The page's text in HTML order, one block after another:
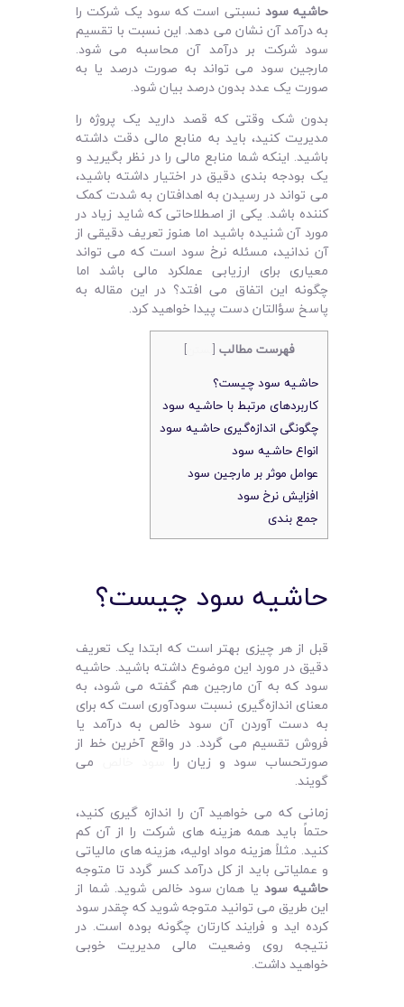
حاشیه سود نسبتی است که سود یک شرکت را
به درآمد آن نشان می دهد. این نسبت با تقسیم
سود شرکت بر درآمد آن محاسبه می شود.
مارجین سود می تواند به صورت درصد یا به
صورت یک عدد بدون درصد بیان شود.
بدون شک وقتی که قصد دارید یک پروژه را
مدیریت کنید، باید به منابع مالی دقت داشته
باشید. اینکه شما منابع مالی را در نظر بگیرید و
یک بودجه‌ بندی دقیق در اختیار داشته باشید،
می‌ تواند در رسیدن به اهدافتان به شدت کمک
کننده باشد. یکی از اصطلاحاتی که شاید زیاد در
مورد آن شنیده باشید اما هنوز تعریف دقیقی از
آن ندانید، مسئله نرخ سود است که می‌ تواند
معیاری برای ارزیابی عملکرد مالی باشد اما
چگونه این اتفاق می‌ افتد؟ در این مقاله به
پاسخ سؤالتان دست پیدا خواهید کرد.
فهرست مطالب [بستن]
حاشیه سود چیست؟
کاربردهای مرتبط با حاشیه سود
چگونگی اندازه‌گیری حاشیه سود
انواع حاشیه سود
عوامل موثر بر مارجین سود
افزایش نرخ سود
جمع‌ بندی
حاشیه سود چیست؟
قبل از هر چیزی بهتر است که ابتدا یک تعریف
دقیق در مورد این موضوع داشته باشید. حاشیه
سود که به آن مارجین هم گفته می‌ شود، به
معنای اندازه‌گیری نسبت سودآوری است که برای
به دست آوردن آن سود خالص به درآمد یا
فروش تقسیم می‌ گردد. در واقع آخرین خط از
صورتحساب سود و زیان را
می‌
گویند.
زمانی که می‌ خواهید آن را اندازه‌ گیری کنید،
حتماً باید همه هزینه‌ های شرکت را از آن کم
کنید. مثلاً هزینه مواد اولیه، هزینه‌ های مالیاتی
و عملیاتی باید از کل درآمد کسر گردد تا متوجه
حاشیه سودیا همان سود خالص شوید. شما از
این طریق می‌ توانید متوجه شوید که چقدر سود
کرده‌ اید و فرایند کارتان چگونه بوده است. در
نتیجه روی وضعیت مالی مدیریت خوبی
خواهید داشت.